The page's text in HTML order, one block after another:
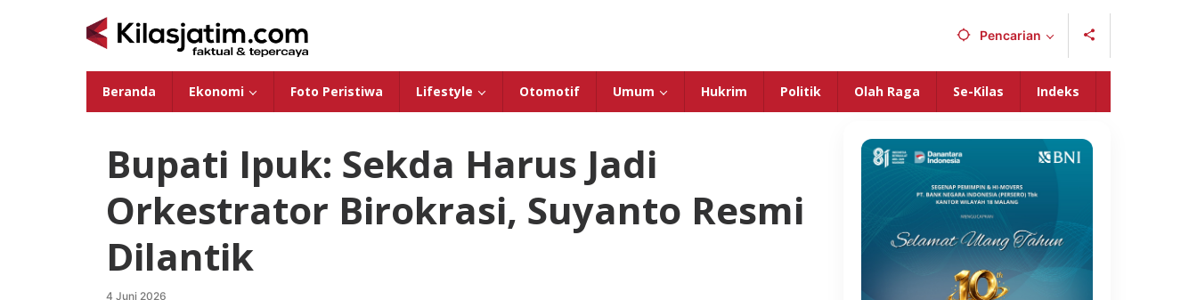
Pencarian
Beranda Ekonomi Foto Peristiwa Lifestyle Otomotif Umum Hukrim Politik Olah Raga Se-Kilas Indeks
Bupati Ipuk: Sekda Harus Jadi
Orkestrator Birokrasi, Suyanto Resmi
Dilantik
4 Juni 2026